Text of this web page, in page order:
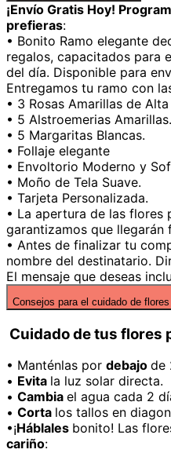
¡Envío Gratis Hoy!
prefieras:
• Bonito Ramo elegante
regalos, capacitados para
del día. Disponible para
Entregamos tu ramo con
• 3 Rosas Amarillas de
• 5 Alstroemerias Amarillas.
• 5 Margaritas Blancas.
• Follaje elegante
• Envoltorio Moderno y
• Moño de Tela Suave.
• Tarjeta Personalizada.
• La apertura de las flores
garantizamos que
• Antes de finalizar tu
nombre del destinatario.
El mensaje que deseas
Consejos para el cuidado de flores
Cuidado de tus flores
• Manténlas por debajo de
• Evita la luz solar directa.
• Cambia el agua cada 2
• Corta los tallos en
•¡Háblales bonito! Las
cariño: